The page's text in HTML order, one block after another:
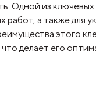
Одной из
работ, а также для
этого
делает его